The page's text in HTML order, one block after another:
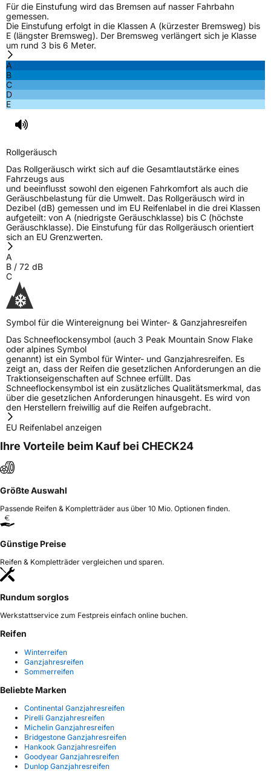
Für die Einstufung wird das Bremsen auf nasser Fahrbahn
gemessen.
Die Einstufung erfolgt in die Klassen A (kürzester Bremsweg) bis
E (längster Bremsweg). Der Bremsweg verlängert sich je Klasse
um rund 3 bis 6 Meter.
A
B
C
D
E
Rollgeräusch
Das Rollgeräusch wirkt sich auf die Gesamtlautstärke eines
Fahrzeugs aus
und beeinflusst sowohl den eigenen Fahrkomfort als auch die
Geräuschbelastung für die Umwelt. Das Rollgeräusch wird in
Dezibel (dB) gemessen und im EU Reifenlabel in die drei Klassen
aufgeteilt: von A (niedrigste Geräuschklasse) bis C (höchste
Geräuschklasse). Die Einstufung für das Rollgeräusch orientiert
sich an EU Grenzwerten.
A
B / 72 dB
C
Symbol für die Wintereignung bei Winter- & Ganzjahresreifen
Das Schneeflockensymbol (auch 3 Peak Mountain Snow Flake
oder alpines Symbol
genannt) ist ein Symbol für Winter- und Ganzjahresreifen. Es
zeigt an, dass der Reifen die gesetzlichen Anforderungen an die
Traktionseigenschaften auf Schnee erfüllt. Das
Schneeflockensymbol ist ein zusätzliches Qualitätsmerkmal, das
über die gesetzlichen Anforderungen hinausgeht. Es wird von
den Herstellern freiwillig auf die Reifen aufgebracht.
EU Reifenlabel anzeigen
Ihre Vorteile beim Kauf bei CHECK24
Größte Auswahl
Passende Reifen & Kompletträder aus über 10 Mio. Optionen finden.
Günstige Preise
Reifen & Kompletträder vergleichen und sparen.
Rundum sorglos
Werkstattservice zum Festpreis einfach online buchen.
Reifen
Winterreifen
Ganzjahresreifen
Sommerreifen
Beliebte Marken
Continental Ganzjahresreifen
Pirelli Ganzjahresreifen
Michelin Ganzjahresreifen
Bridgestone Ganzjahresreifen
Hankook Ganzjahresreifen
Goodyear Ganzjahresreifen
Dunlop Ganzjahresreifen